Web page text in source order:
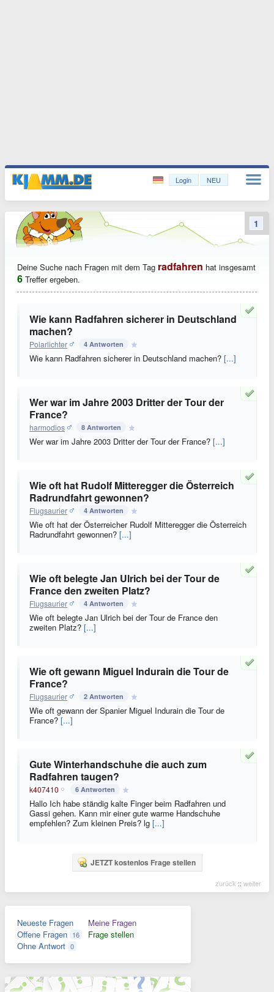
Login NEU
Deine Suche nach Fragen mit dem Tag radfahren hat insgesamt
6 Treffer ergeben.
Wie kann Radfahren sicherer in Deutschland
machen?
Polarlichter 4 Antworten
Wie kann Radfahren sicherer in Deutschland machen? [...]
Wer war im Jahre 2003 Dritter der Tour der
France?
harmodios 8 Antworten
Wer war im Jahre 2003 Dritter der Tour der France? [...]
Wie oft hat Rudolf Mitteregger die Österreich
Radrundfahrt gewonnen?
Flugsaurier 4 Antworten
Wie oft hat der Österreicher Rudolf Mitteregger die Österreich
Radrundfahrt gewonnen? [...]
Wie oft belegte Jan Ulrich bei der Tour de
France den zweiten Platz?
Flugsaurier 4 Antworten
Wie oft belegte Jan Ulrich bei der Tour de France den
zweiten Platz? [...]
Wie oft gewann Miguel Indurain die Tour de
France?
Flugsaurier 2 Antworten
Wie oft gewann der Spanier Miguel Indurain die Tour de
France? [...]
Gute Winterhandschuhe die auch zum
Radfahren taugen?
k407410 6 Antworten
Hallo Ich habe ständig kalte Finger beim Radfahren und
Gassi gehen. Kann mir einer gute warme Handschuhe
empfehlen? Zum kleinen Preis? lg [...]
JETZT kostenlos Frage stellen
zurück :: weiter
1
Neueste Fragen
Offene Fragen 16
Ohne Antwort 0
Meine Fragen
Frage stellen